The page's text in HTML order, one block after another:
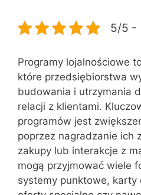
5/5 -
Programy lojalnościowe
które przedsiębiorstwa
budowania i utrzymania
relacji z klientami.
programów jest
poprzez nagradzanie ich
zakupy lub interakcje z
mogą przyjmować wiele
systemy punktowe, karty